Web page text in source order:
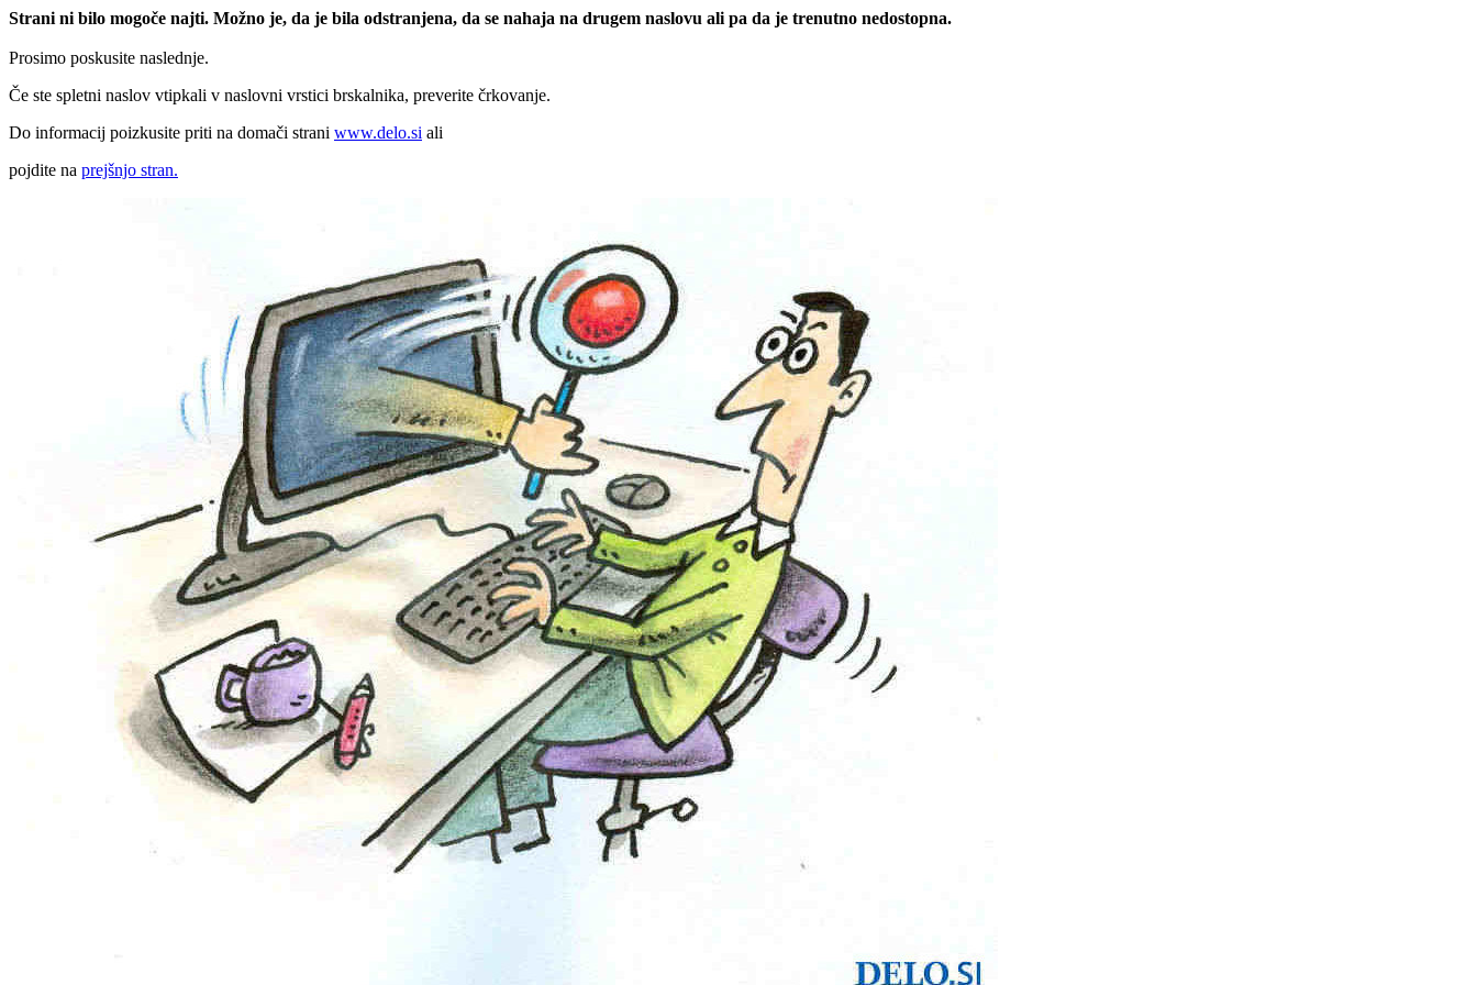
Strani ni bilo mogoče najti. Možno je, da je bila odstranjena, da se nahaja na drugem naslovu ali pa da je trenutno nedostopna.
Prosimo poskusite naslednje.
Če ste spletni naslov vtipkali v naslovni vrstici brskalnika, preverite črkovanje.
Do informacij poizkusite priti na domači strani www.delo.si ali
pojdite na prejšnjo stran.